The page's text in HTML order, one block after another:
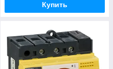
Купить